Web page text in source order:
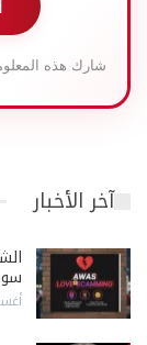
شارك هذه
آخر الأخبار